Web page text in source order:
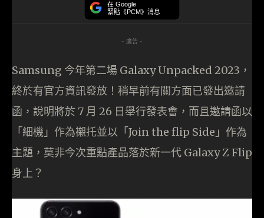
在 Google
緊貼《PCM》消息
- 廣告 -
Samsung 今年第二場 Galaxy Unpacked 2023，
終於有官方資訊發放！稍早前有關方面已發出邀請
函，說明將於 7 月 26 日舉行發表會，而且邀請函以
「細機」作為襯托並以「Join the flip Side」作為
主題，莫非今次重點產品落於新一代 Galaxy Z Flip
身上？